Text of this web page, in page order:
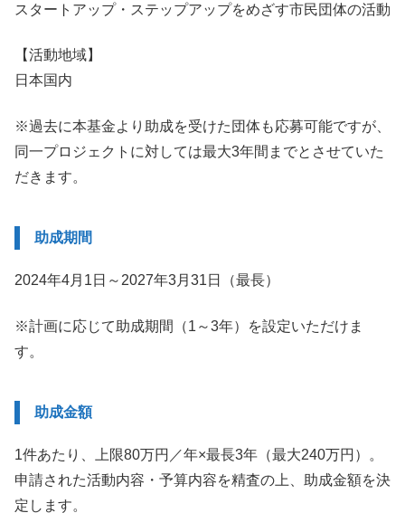
スタートアップ・ステップアップをめざす市民団体の活動
【活動地域】
日本国内
※過去に本基金より助成を受けた団体も応募可能ですが、
同一プロジェクトに対しては最大3年間までとさせていた
だきます。
助成期間
2024年4月1日～2027年3月31日（最長）
※計画に応じて助成期間（1～3年）を設定いただけま
す。
助成金額
1件あたり、上限80万円／年×最長3年（最大240万円）。
申請された活動内容・予算内容を精査の上、助成金額を決
定します。